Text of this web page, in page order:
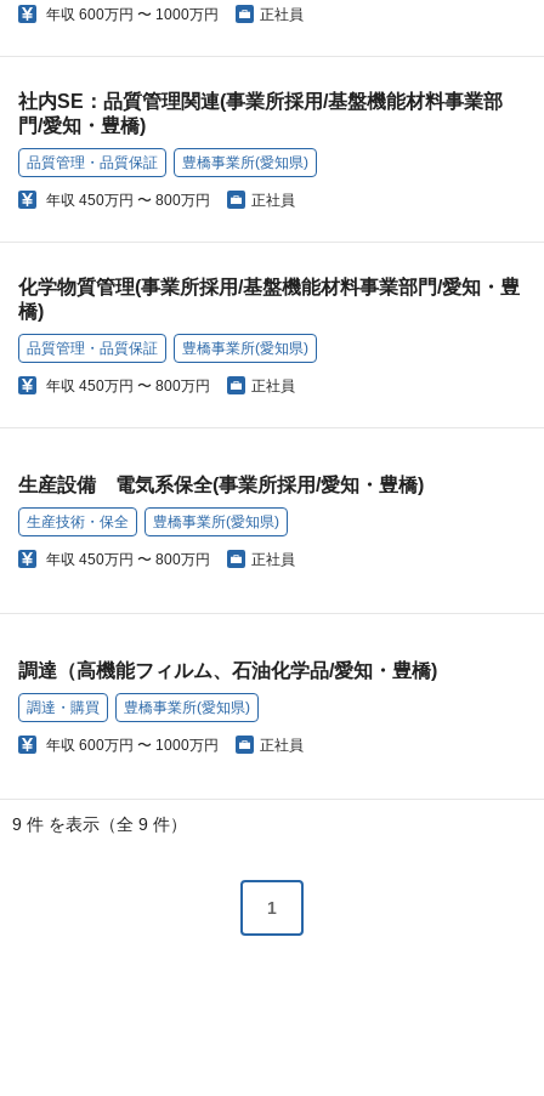
年収 600万円 〜 1000万円 正社員
社内SE：品質管理関連(事業所採用/基盤機能材料事業部
門/愛知・豊橋)
品質管理・品質保証 豊橋事業所(愛知県)
年収 450万円 〜 800万円 正社員
化学物質管理(事業所採用/基盤機能材料事業部門/愛知・豊
橋)
品質管理・品質保証 豊橋事業所(愛知県)
年収 450万円 〜 800万円 正社員
生産設備 電気系保全(事業所採用/愛知・豊橋)
生産技術・保全 豊橋事業所(愛知県)
年収 450万円 〜 800万円 正社員
調達（高機能フィルム、石油化学品/愛知・豊橋)
調達・購買 豊橋事業所(愛知県)
年収 600万円 〜 1000万円 正社員
9 件 を表示（全 9 件）
1